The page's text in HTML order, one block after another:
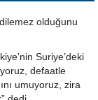
olduğunu
Suriye’deki
defaatle
umuyoruz, zira